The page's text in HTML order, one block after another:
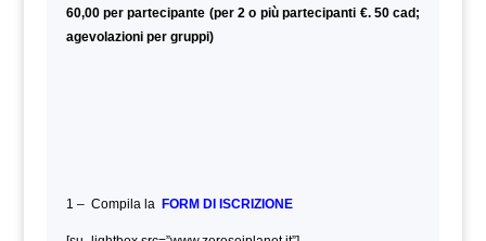
60,00 per partecipante (per 2 o più partecipanti €. 50 cad;
agevolazioni per gruppi)
1 – Compila la FORM DI ISCRIZIONE